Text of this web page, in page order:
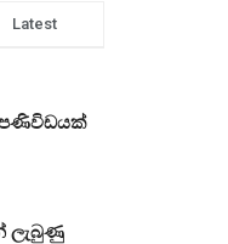
Latest
ලැබුණු